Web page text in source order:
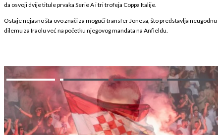
da osvoji dvije titule prvaka Serie A i tri trofeja Coppa Italije.
Ostaje nejasno šta ovo znači za mogući transfer Jonesa, što predstavlja neugodnu
dilemu za Iraolu već na početku njegovog mandata na Anfieldu.